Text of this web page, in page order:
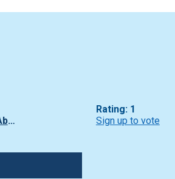
Rafa-Abbade
Rating: 1
Sign up to vote